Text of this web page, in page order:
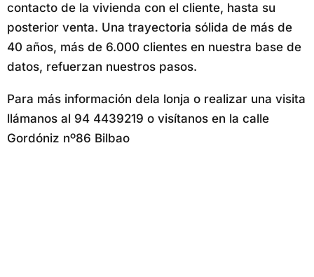
contacto de la vivienda con el cliente, hasta su
posterior venta. Una trayectoria sólida de más de
40 años, más de 6.000 clientes en nuestra base de
datos, refuerzan nuestros pasos.
Para más información dela lonja o realizar una visita
llámanos al 94 4439219 o visítanos en la calle
Gordóniz nº86 Bilbao